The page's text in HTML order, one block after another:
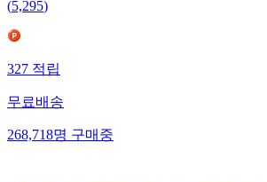
(5,295)
327적립
무료배송
268,718명구매중